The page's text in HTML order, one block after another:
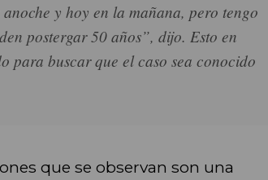
y hoy en la mañana, pero tengo
postergar 50 años”, dijo. Esto en
para buscar que el caso sea conocido
que se observan son una